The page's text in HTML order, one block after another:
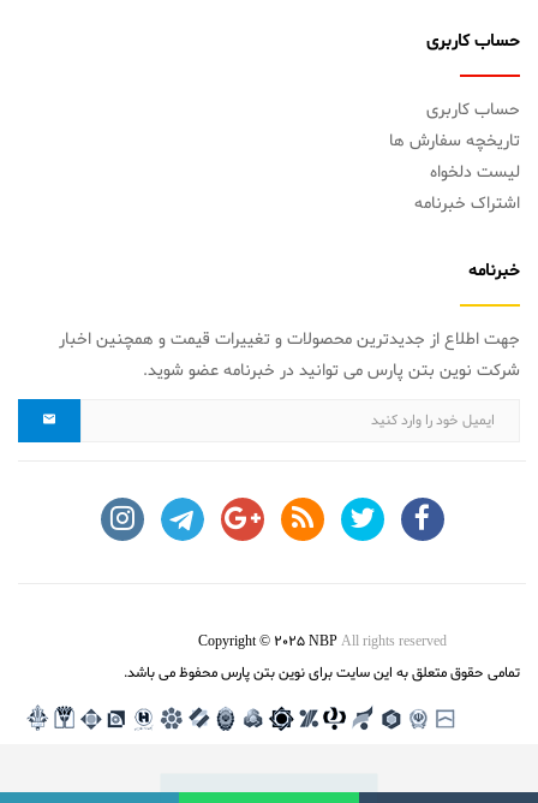
حساب کاربری
حساب کاربری
تاریخچه سفارش ها
لیست دلخواه
اشتراک خبرنامه
خبرنامه
جهت اطلاع از جدیدترین محصولات و تغییرات قیمت و همچنین اخبار
شرکت نوین بتن پارس می توانید در خبرنامه عضو شوید.
Copyright © 2025 NBPAll rights reserved
تمامی حقوق متعلق به این سایت برای نوین بتن پارس محفوظ می باشد.